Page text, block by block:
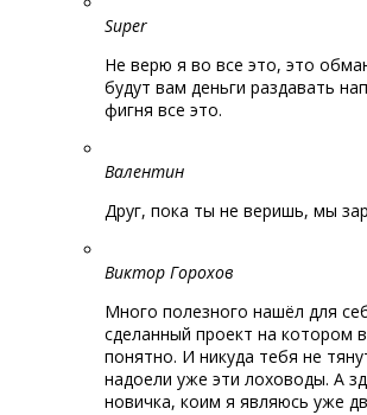
Super
Не верю я во все это, это
будут вам деньги раздавать
фигня все это.
Валентин
Друг, пока ты не веришь, мы
Виктор Горохов
Много полезного нашёл для
сделанный проект на котором
понятно. И никуда тебя не
надоели уже эти лоховоды. А
новичка, коим я являюсь уже